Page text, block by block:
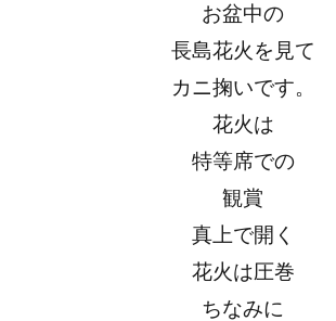
お盆中の
長島花火を見て
カニ掬いです。
花火は
特等席での
観賞
真上で開く
花火は圧巻
ちなみに